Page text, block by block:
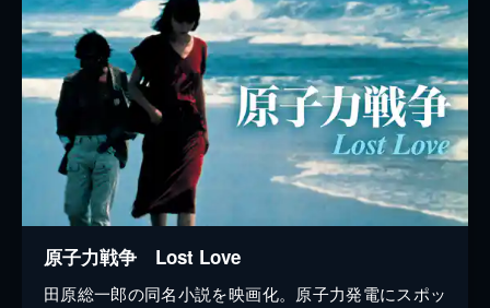
原子力戦争 Lost Love
田原総一郎の同名小説を映画化。原子力発電にスポッ